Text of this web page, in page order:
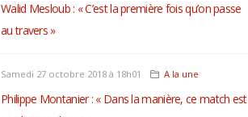
Walid Mesloub : « C’est la première fois qu’on passe
au travers »
Samedi 27 octobre 2018 à 18h01 A la une
Philippe Montanier : « Dans la manière, ce match est